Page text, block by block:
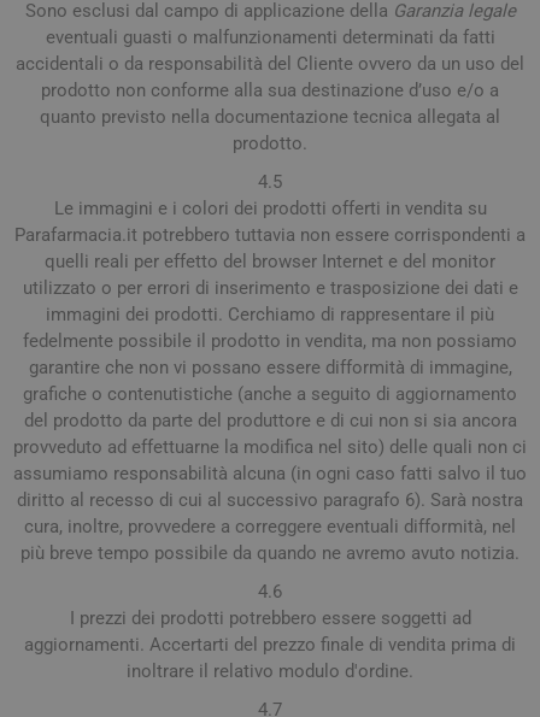
Sono esclusi dal campo di applicazione della Garanzia legale
eventuali guasti o malfunzionamenti determinati da fatti
accidentali o da responsabilità del Cliente ovvero da un uso del
prodotto non conforme alla sua destinazione d’uso e/o a
quanto previsto nella documentazione tecnica allegata al
prodotto.
4.5
Le immagini e i colori dei prodotti offerti in vendita su
Parafarmacia.it potrebbero tuttavia non essere corrispondenti a
quelli reali per effetto del browser Internet e del monitor
utilizzato o per errori di inserimento e trasposizione dei dati e
immagini dei prodotti. Cerchiamo di rappresentare il più
fedelmente possibile il prodotto in vendita, ma non possiamo
garantire che non vi possano essere difformità di immagine,
grafiche o contenutistiche (anche a seguito di aggiornamento
del prodotto da parte del produttore e di cui non si sia ancora
provveduto ad effettuarne la modifica nel sito) delle quali non ci
assumiamo responsabilità alcuna (in ogni caso fatti salvo il tuo
diritto al recesso di cui al successivo paragrafo 6). Sarà nostra
cura, inoltre, provvedere a correggere eventuali difformità, nel
più breve tempo possibile da quando ne avremo avuto notizia.
4.6
I prezzi dei prodotti potrebbero essere soggetti ad
aggiornamenti. Accertarti del prezzo finale di vendita prima di
inoltrare il relativo modulo d'ordine.
4.7